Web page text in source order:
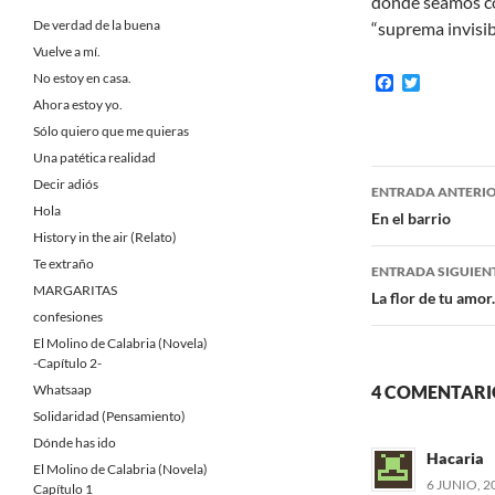
“suprema
F
o
o
e
r
de
entradas
ENTRADA
En el barrio
ENTRADA
La flor de tu amor.
4
Hacaria
6 JUNIO,
De verdad de la buena
Vuelve a mí.
No estoy en casa.
Ahora estoy yo.
Sólo quiero que me quieras
Una patética realidad
Decir adiós
Hola
History in the air (Relato)
Te extraño
MARGARITAS
confesiones
El Molino de Calabria (Novela)
-Capítulo 2-
Whatsaap
Solidaridad (Pensamiento)
Dónde has ido
El Molino de Calabria (Novela)
Capítulo 1